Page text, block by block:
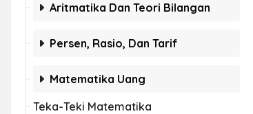
Aritmatika Dan Teori Bilangan
Persen, Rasio, Dan Tarif
Matematika Uang
Teka-Teki Matematika